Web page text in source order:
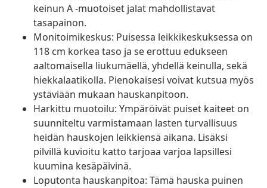
keinun A -muotoiset jalat mahdollistavat
tasapainon.
Monitoimikeskus: Puisessa leikkikeskuksessa on
118 cm korkea taso ja se erottuu edukseen
aaltomaisella liukumäellä, yhdellä keinulla, sekä
hiekkalaatikolla. Pienokaisesi voivat kutsua myös
ystäviään mukaan hauskanpitoon.
Harkittu muotoilu: Ympäröivät puiset kaiteet on
suunniteltu varmistamaan lasten turvallisuus
heidän hauskojen leikkiensä aikana. Lisäksi
pilvillä kuvioitu katto tarjoaa varjoa lapsillesi
kuumina kesäpäivinä.
Loputonta hauskanpitoa: Tämä hauska puinen